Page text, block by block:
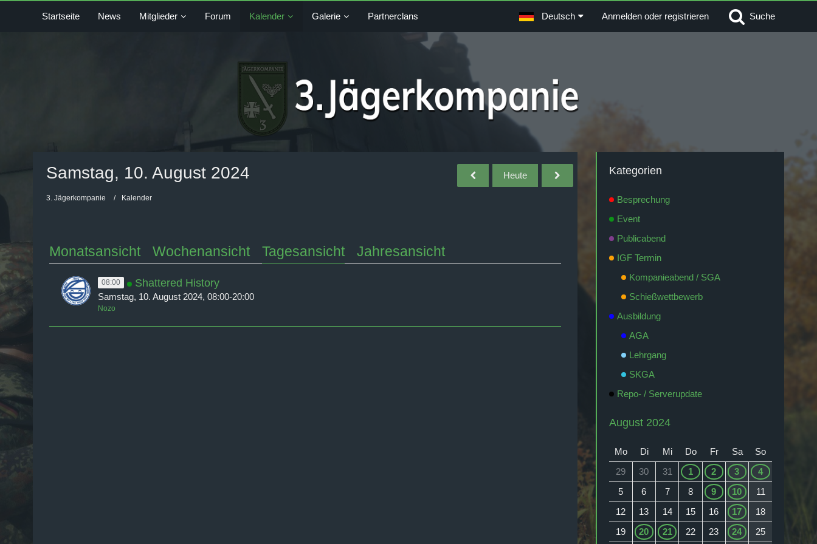
Startseite News Mitglieder Forum Kalender Galerie Partnerclans Deutsch Anmelden oder registrieren Suche
Samstag, 10. August 2024 Heute
3. Jägerkompanie Kalender
Monatsansicht Wochenansicht Tagesansicht Jahresansicht
08:00 Shattered History
Samstag, 10. August 2024, 08:00-20:00
Nozo
Kategorien
Besprechung
Event
Publicabend
IGF Termin
Kompanieabend / SGA
Schießwettbewerb
Ausbildung
AGA
Lehrgang
SKGA
Repo- / Serverupdate
August 2024
Mo Di Mi Do Fr Sa
So
29
30 31 1 2 3
4
5
6 7 8 9 10
11
12
13 14 15 16 17
18
19
20 21 22 23 24 25